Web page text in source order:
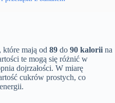
mają od 89 do 90 kalorii na
te mogą się różnić w
dojrzałości. W miarę
cukrów prostych, co